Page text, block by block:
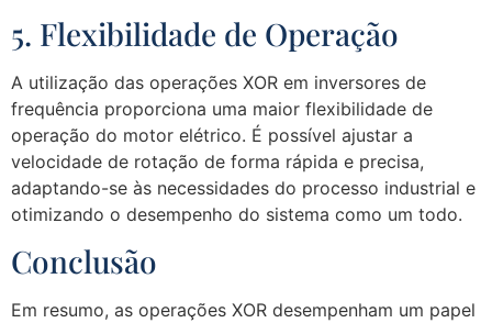
5. Flexibilidade de Operação
A utilização das operações XOR em inversores de
frequência proporciona uma maior flexibilidade de
operação do motor elétrico. É possível ajustar a
velocidade de rotação de forma rápida e precisa,
adaptando-se às necessidades do processo industrial e
otimizando o desempenho do sistema como um todo.
Conclusão
Em resumo, as operações XOR desempenham um papel